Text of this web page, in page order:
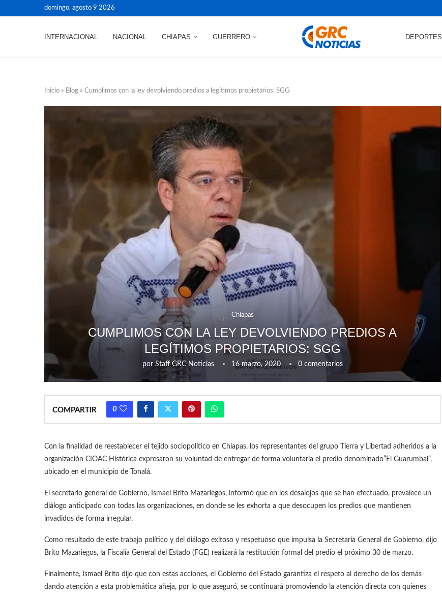
domingo, agosto 9 2026
INTERNACIONAL NACIONAL CHIAPAS GUERRERO DEPORTES
Inicio » Blog » Cumplimos con la ley devolviendo predios a legítimos propietarios: SGG
Chiapas
CUMPLIMOS CON LA LEY DEVOLVIENDO PREDIOS A
LEGÍTIMOS PROPIETARIOS: SGG
por Staff GRC Noticias 16 marzo, 2020 0 comentarios
COMPARTIR 0
Con la finalidad de reestablecer el tejido sociopolítico en Chiapas, los representantes del grupo Tierra y Libertad adheridos a la
organización CIOAC Histórica expresaron su voluntad de entregar de forma voluntaria el predio denominado”El Guarumbal”,
ubicado en el municipio de Tonalá.
El secretario general de Gobierno, Ismael Brito Mazariegos, informó que en los desalojos que se han efectuado, prevalece un
diálogo anticipado con todas las organizaciones, en donde se les exhorta a que desocupen los predios que mantienen
invadidos de forma irregular.
Como resultado de este trabajo político y del diálogo exitoso y respetuoso que impulsa la Secretaría General de Gobierno, dijo
Brito Mazariegos, la Fiscalía General del Estado (FGE) realizará la restitución formal del predio el próximo 30 de marzo.
Finalmente, Ismael Brito dijo que con estas acciones, el Gobierno del Estado garantiza el respeto al derecho de los demás
dando atención a esta problemática añeja, por lo que aseguró, se continuará promoviendo la atención directa con quienes